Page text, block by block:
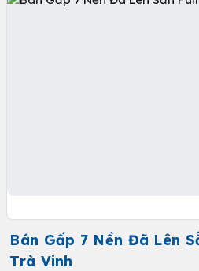
Bán Gấp 7 Nền Đã Lên
Trà Vinh